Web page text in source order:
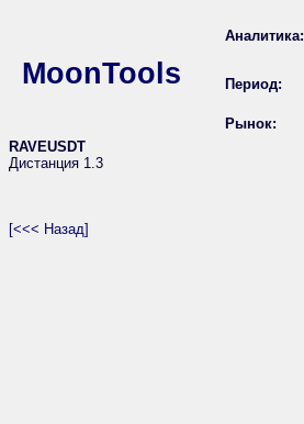
MoonTools
Аналитика:
Период:
Рынок:
RAVEUSDT
Дистанция 1.3
[<<< Назад]